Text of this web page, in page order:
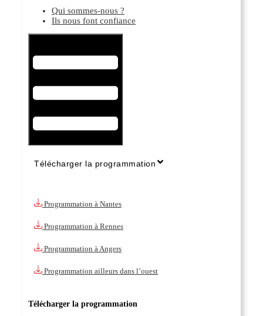
Qui sommes-nous ?
Ils nous font confiance
Télécharger la programmation
Programmation à Nantes
Programmation à Rennes
Programmation à Angers
Programmation ailleurs dans l’ouest
Télécharger la programmation